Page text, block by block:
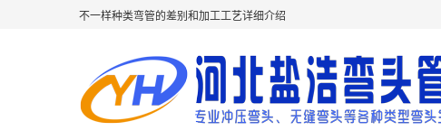
不一样种类弯管的差别和加工工艺详细介绍